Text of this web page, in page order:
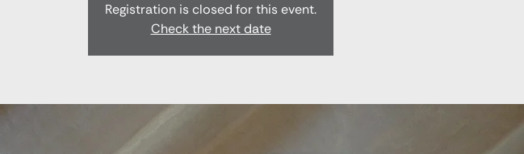
Registration is closed for this event.
Check the next date